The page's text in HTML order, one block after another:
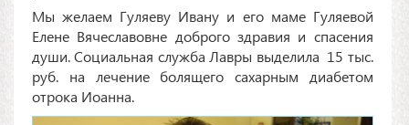
Мы желаем Гуляеву Ивану и его маме Гуляевой
Елене Вячеславовне доброго здравия и спасения
души. Социальная служба Лавры выделила 15 тыс.
руб. на лечение болящего сахарным диабетом
отрока Иоанна.